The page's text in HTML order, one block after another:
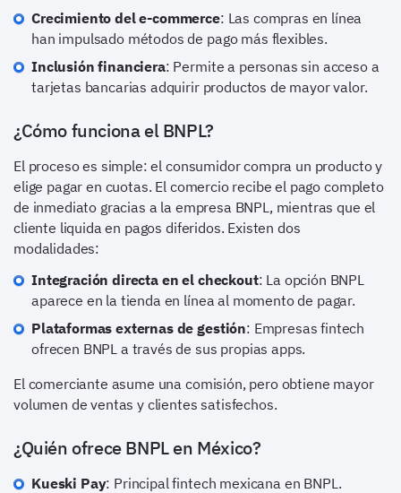
Crecimiento del e-commerce: Las compras en línea
han impulsado métodos de pago más flexibles.
Inclusión financiera: Permite a personas sin acceso a
tarjetas bancarias adquirir productos de mayor valor.
¿Cómo funciona el BNPL?
El proceso es simple: el consumidor compra un producto y
elige pagar en cuotas. El comercio recibe el pago completo
de inmediato gracias a la empresa BNPL, mientras que el
cliente liquida en pagos diferidos. Existen dos
modalidades:
Integración directa en el checkout: La opción BNPL
aparece en la tienda en línea al momento de pagar.
Plataformas externas de gestión: Empresas fintech
ofrecen BNPL a través de sus propias apps.
El comerciante asume una comisión, pero obtiene mayor
volumen de ventas y clientes satisfechos.
¿Quién ofrece BNPL en México?
Kueski Pay: Principal fintech mexicana en BNPL.